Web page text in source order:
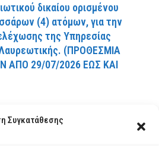
Συγκατάθεσης
δικαίου ορισμένου
(4) ατόμων, για την
της Υπηρεσίας
(ΠPOΘEΣMIA
AΠO 29/07/2026 EΩΣ KAI